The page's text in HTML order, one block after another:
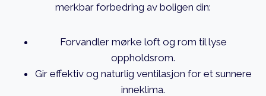
merkbar forbedring av boligen din:
Forvandler mørke loft og rom til lyse
oppholdsrom.
Gir effektiv og naturlig ventilasjon for et sunnere
inneklima.